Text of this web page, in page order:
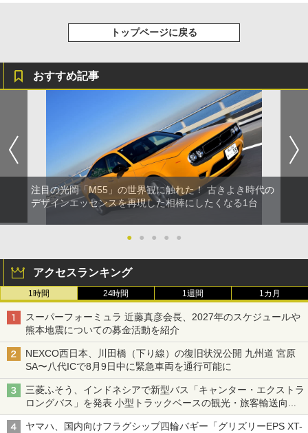
トップページに戻る
おすすめ記事
注目の光岡「M55」の世界観に触れた！ 古きよき時代の
デザインエッセンスを再現した相棒にしたくなる1台
● ● ● ● ●
アクセスランキング
1時間 24時間 1週間 1カ月
スーパーフォーミュラ 近藤真彦会長、2027年のスケジュールや
熊本地震についての募金活動を紹介
NEXCO西日本、川田橋（下り線）の復旧状況公開 九州道 宮原
SA〜八代ICで8月9日中に緊急車両を通行可能に
三菱ふそう、インドネシアで新型バス「キャンター・エクストラ
ロングバス」を発表 小型トラックベースの観光・旅客輸送向け
バス
ヤマハ、国内向けフラグシップ四輪バギー「グリズリーEPS XT-